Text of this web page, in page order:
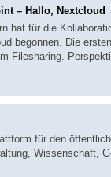
– Hallo, Nextcloud
hat für die
begonnen. Die
Filesharing.
für den
Wissenschaft,